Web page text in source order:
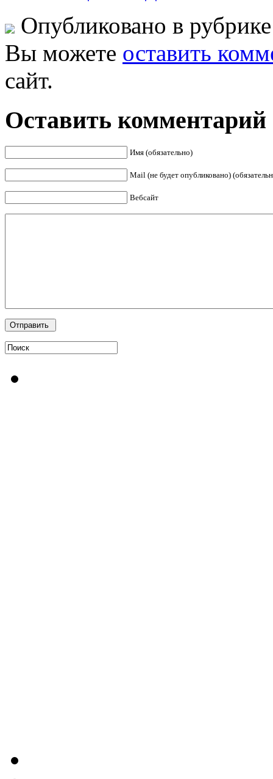
Опубликовано в
Вы можете оставить
сайт.
Оставить комментарий
Имя (обязательно)
Mail (не будет опубликовано)
Вебсайт